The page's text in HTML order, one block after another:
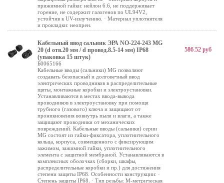
прижимной гайки: нейлон 6.6, не поддерживает
горение, не содержит галогенов по UL94V2,
устойчив к UV-излучению. · Материал уплотнителя
и прокладки: неопрен.
Кабельный ввод сальник ЭРА NO-224-243 MG
20 (d отв.20 мм / d провод.8.5-14 мм) IP68
(упаковка 15 штук)
Б0065166
Кабельные вводы (сальники) MG позволяют
создавать безопасный и долговечный ввод
электрических проводников в распределительные
щиты, монтажные коробки и электроустановки.
Устанавливаются в местах ввода-вывода
проводников в электроустановку при помощи
трубного (газового) ключа и защищают от
проникновения вовнутрь пыли и влаги, а также
защищают проводники от механических
повреждений. Кабельные вводы (сальники) серии
MG состоят из гайки-фиксатора, уплотнительного
кольца, корпуса, совмещенного с фиксирующим
зажимом, зажимной гайки, уплотнительного
элемента с защитной мембраной. Устанавливаются в
комплексных оболочках (сборки, шкафы,
распределительные коробки и пр.) для достижения
степени защиты IP68. Особенности конструкции: ·
Степень защиты IP68. · Тип резьбы: М-метрическая
586.52 руб